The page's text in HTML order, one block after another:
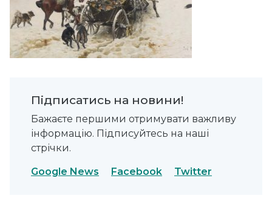
Підписатись на новини!
Бажаєте першими отримувати важливу
інформацію. Підписуйтесь на наші
стрічки.
Google News Facebook Twitter